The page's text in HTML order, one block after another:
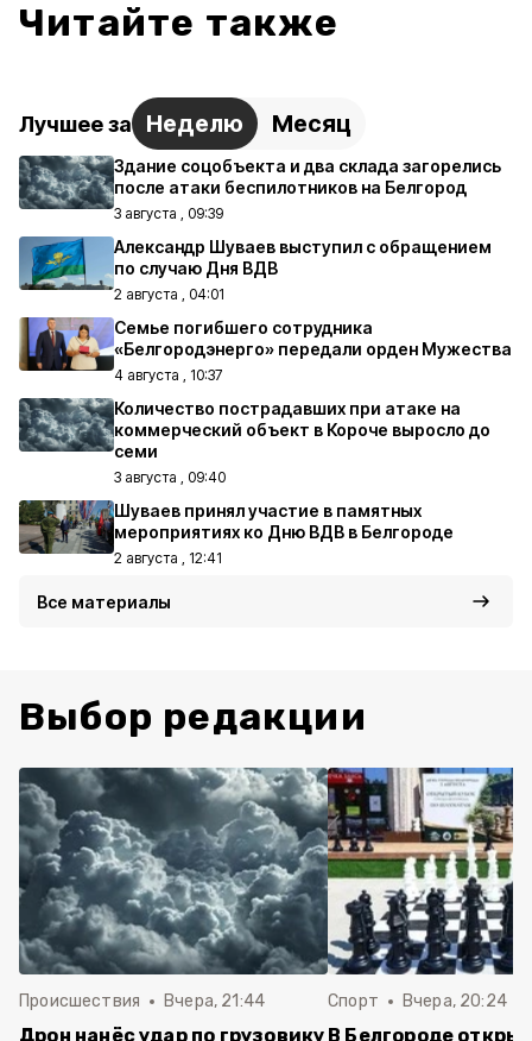
Читайте также
Лучшее за Неделю Месяц
Здание соцобъекта и два склада загорелись
после атаки беспилотников на Белгород
3 августа , 09:39
Александр Шуваев выступил с обращением
по случаю Дня ВДВ
2 августа , 04:01
Семье погибшего сотрудника
«Белгородэнерго» передали орден Мужества
4 августа , 10:37
Количество пострадавших при атаке на
коммерческий объект в Короче выросло до
семи
3 августа , 09:40
Шуваев принял участие в памятных
мероприятиях ко Дню ВДВ в Белгороде
2 августа , 12:41
Все материалы
Выбор редакции
Происшествия Вчера, 21:44
Дрон нанёс удар по грузовику
Спорт Вчера, 20:24
В Белгороде